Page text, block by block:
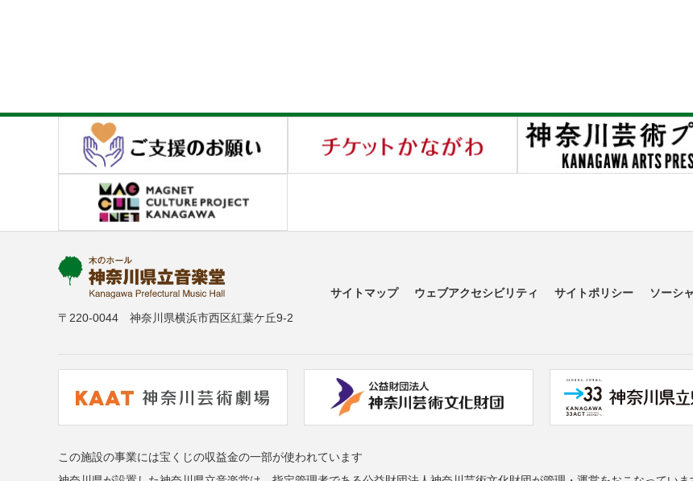
〒220-0044 神奈川県横浜市西区紅葉ケ丘9-2
サイトマップ ウェブアクセシビリティ サイトポリシー ソーシ
この施設の事業には宝くじの収益金の一部が使われています